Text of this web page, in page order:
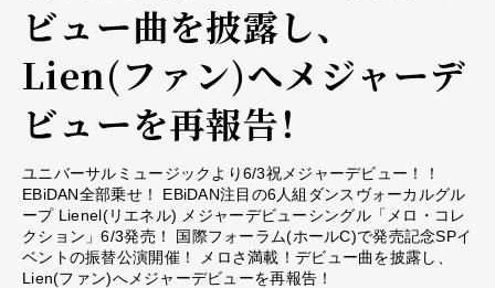
ビュー曲を披露し、
Lien(ファン)へメジャーデ
ビューを再報告！
ユニバーサルミュージックより6/3祝メジャーデビュー！！
EBiDAN全部乗せ！ EBiDAN注目の6人組ダンスヴォーカルグル
ープ Lienel(リエネル) メジャーデビューシングル「メロ・コレ
クション」6/3発売！ 国際フォーラム(ホールC)で発売記念SPイ
ベントの振替公演開催！ メロさ満載！デビュー曲を披露し、
Lien(ファン)へメジャーデビューを再報告！